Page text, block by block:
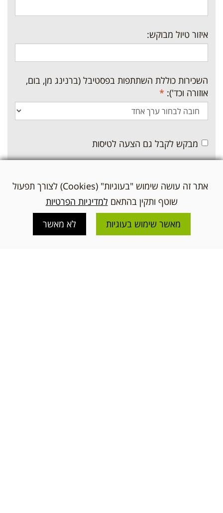
איזור טיול מבוקש:
השכירות כוללת השתתפות בפסטיבל (ברנינג מן, בום,
אוזורה וכד'): *
מבקש לקבל גם הצעה לטיסות
הרכב הטסים וכד'):
אתר זה עושה שימוש "בעוגיות" (Cookies) לצורך תפעול
שוטף ותקין בהתאם למדיניות הפרטיות
מאשר שימוש בעוגיות
לא מאשר